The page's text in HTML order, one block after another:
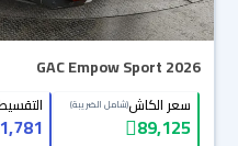
GAC Empow Sport 2026
سعر الكاش(شامل الضريبة)
89,125
1,781